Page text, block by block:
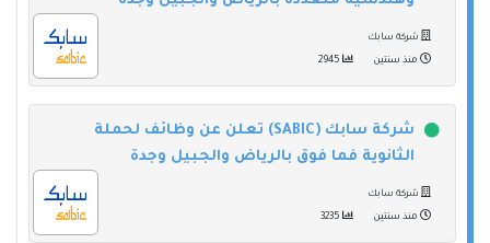
شركة سابك
منذ سنتين
شركة سابك (SABIC) تعلن عن وظائف لحملة
الثانوية فما فوق بالرياض والجبيل وجدة
شركة سابك
منذ سنتين